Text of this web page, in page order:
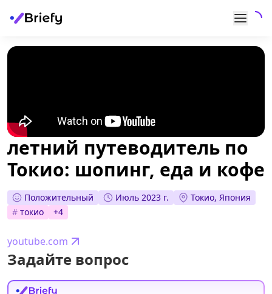
летний путеводитель по
Токио: шопинг, еда и кофе
Положительный Июль 2023 г.
Токио, Япония
# токио +4
youtube.com
Задайте вопрос